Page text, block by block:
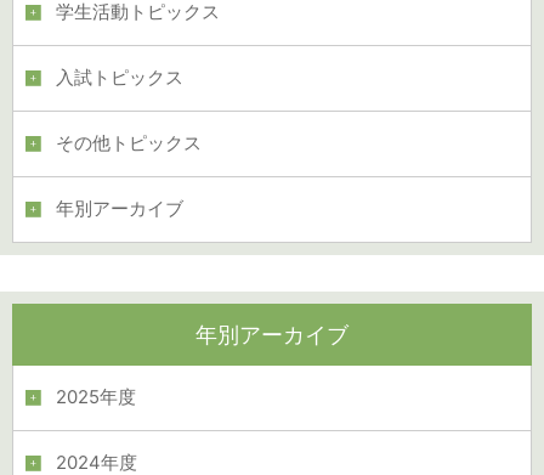
学生活動トピックス
入試トピックス
その他トピックス
年別アーカイブ
年別アーカイブ
2025年度
2024年度